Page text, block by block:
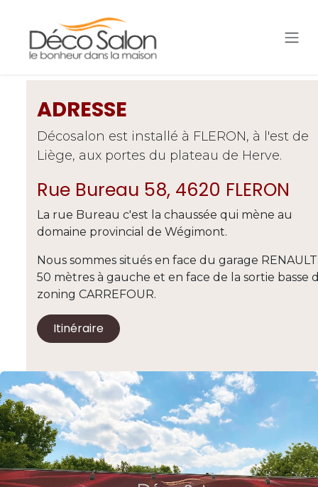
ADRESSE
Décosalon est installé à FLERON, à l'est de
Liège, aux portes du plateau de Herve.
Rue Bureau 58, 4620 FLERON
La rue Bureau c'est la chaussée qui mène au
domaine provincial de Wégimont.
Nous sommes situés en face du garage
50 mètres à gauche et en face de la sortie basse
zoning CARREFOUR.
Itinéraire